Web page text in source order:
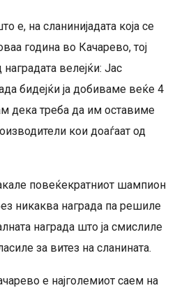
е, на сланинијадата која се
година во Качарево, тој
велејќи: Јас
бидејќи ја добиваме веќе 4
дека треба да им оставиме
кои доаѓаат од
повеќекратниот шампион
никаква награда па решиле
награда што ја смислиле
за витез на сланината.
е најголемиот саем на